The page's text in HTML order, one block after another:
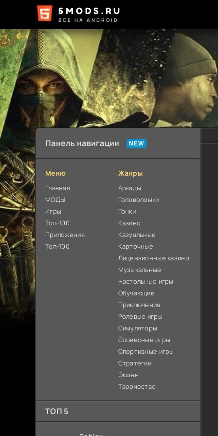
5MODS.RU
ВСЕ НА ANDROID
Панель навигации
Меню
Главная
МОДЫ
Игры
Топ-100
Приложения
Топ-100
Жанры
Аркады
Головоломки
Гонки
Казино
Казуальные
Карточные
Лицензионные казино
Музыкальные
Настольные игры
Обучающие
Приключения
Ролевые игры
Симуляторы
Словесные игры
Спортивные игры
Стратегии
Экшен
Творчество
ТОП 5